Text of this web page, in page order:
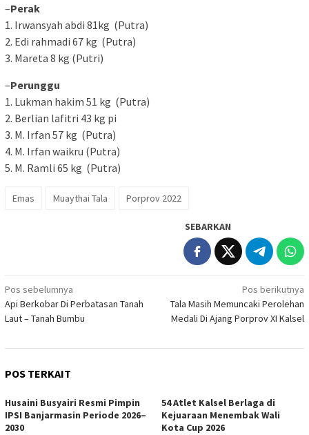
–Perak
1. Irwansyah abdi 81kg (Putra)
2. Edi rahmadi 67 kg (Putra)
3. Mareta 8 kg (Putri)
–Perunggu
1. Lukman hakim 51 kg (Putra)
2. Berlian lafitri 43 kg pi
3. M. Irfan 57 kg (Putra)
4. M. Irfan waikru (Putra)
5. M. Ramli 65 kg (Putra)
Emas Muaythai Tala Porprov 2022
SEBARKAN
Navigasi
pos
Pos sebelumnya
Api Berkobar Di Perbatasan Tanah
Laut – Tanah Bumbu
Pos berikutnya
Tala Masih Memuncaki Perolehan
Medali Di Ajang Porprov XI Kalsel
POS TERKAIT
Husaini Busyairi Resmi Pimpin
IPSI Banjarmasin Periode 2026–
2030
54 Atlet Kalsel Berlaga di
Kejuaraan Menembak Wali
Kota Cup 2026